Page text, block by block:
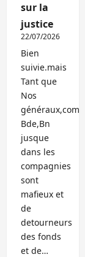
sur la
justice
22/07/2026
Bien
suivie.mais
Tant que
Nos
généraux,com
Bde,Bn
jusque
dans les
compagnies
sont
mafieux et
de
detourneurs
des fonds
et de…